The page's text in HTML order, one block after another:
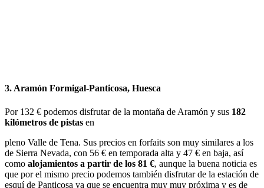
3. Aramón Formigal-Panticosa, Huesca
Por 132 € podemos disfrutar de la montaña de Aramón y sus 182
kilómetros de pistas en
pleno Valle de Tena. Sus precios en forfaits son muy similares a los
de Sierra Nevada, con 56 € en temporada alta y 47 € en baja, así
como alojamientos a partir de los 81 €, aunque la buena noticia es
que por el mismo precio podemos también disfrutar de la estación de
esquí de Panticosa ya que se encuentra muy muy próxima y es de